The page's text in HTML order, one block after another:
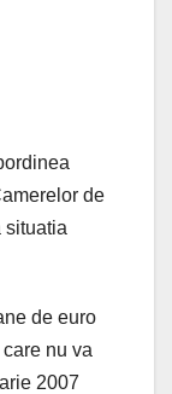
de
situatia
de euro
nu va
2007